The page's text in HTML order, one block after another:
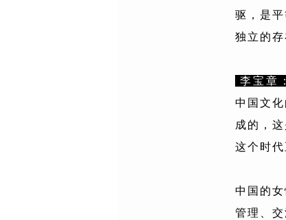
驱，是
独立的
李宝章 ：
中国文
成的，
这个时代
中国的
管理、